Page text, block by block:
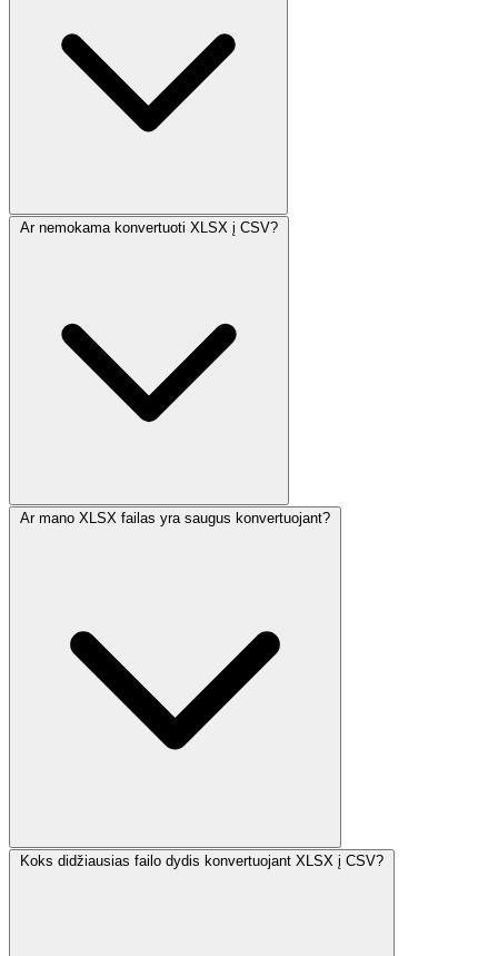
Ar nemokama konvertuoti XLSX į CSV?
Ar mano XLSX failas yra saugus konvertuojant?
Koks didžiausias failo dydis konvertuojant XLSX į CSV?